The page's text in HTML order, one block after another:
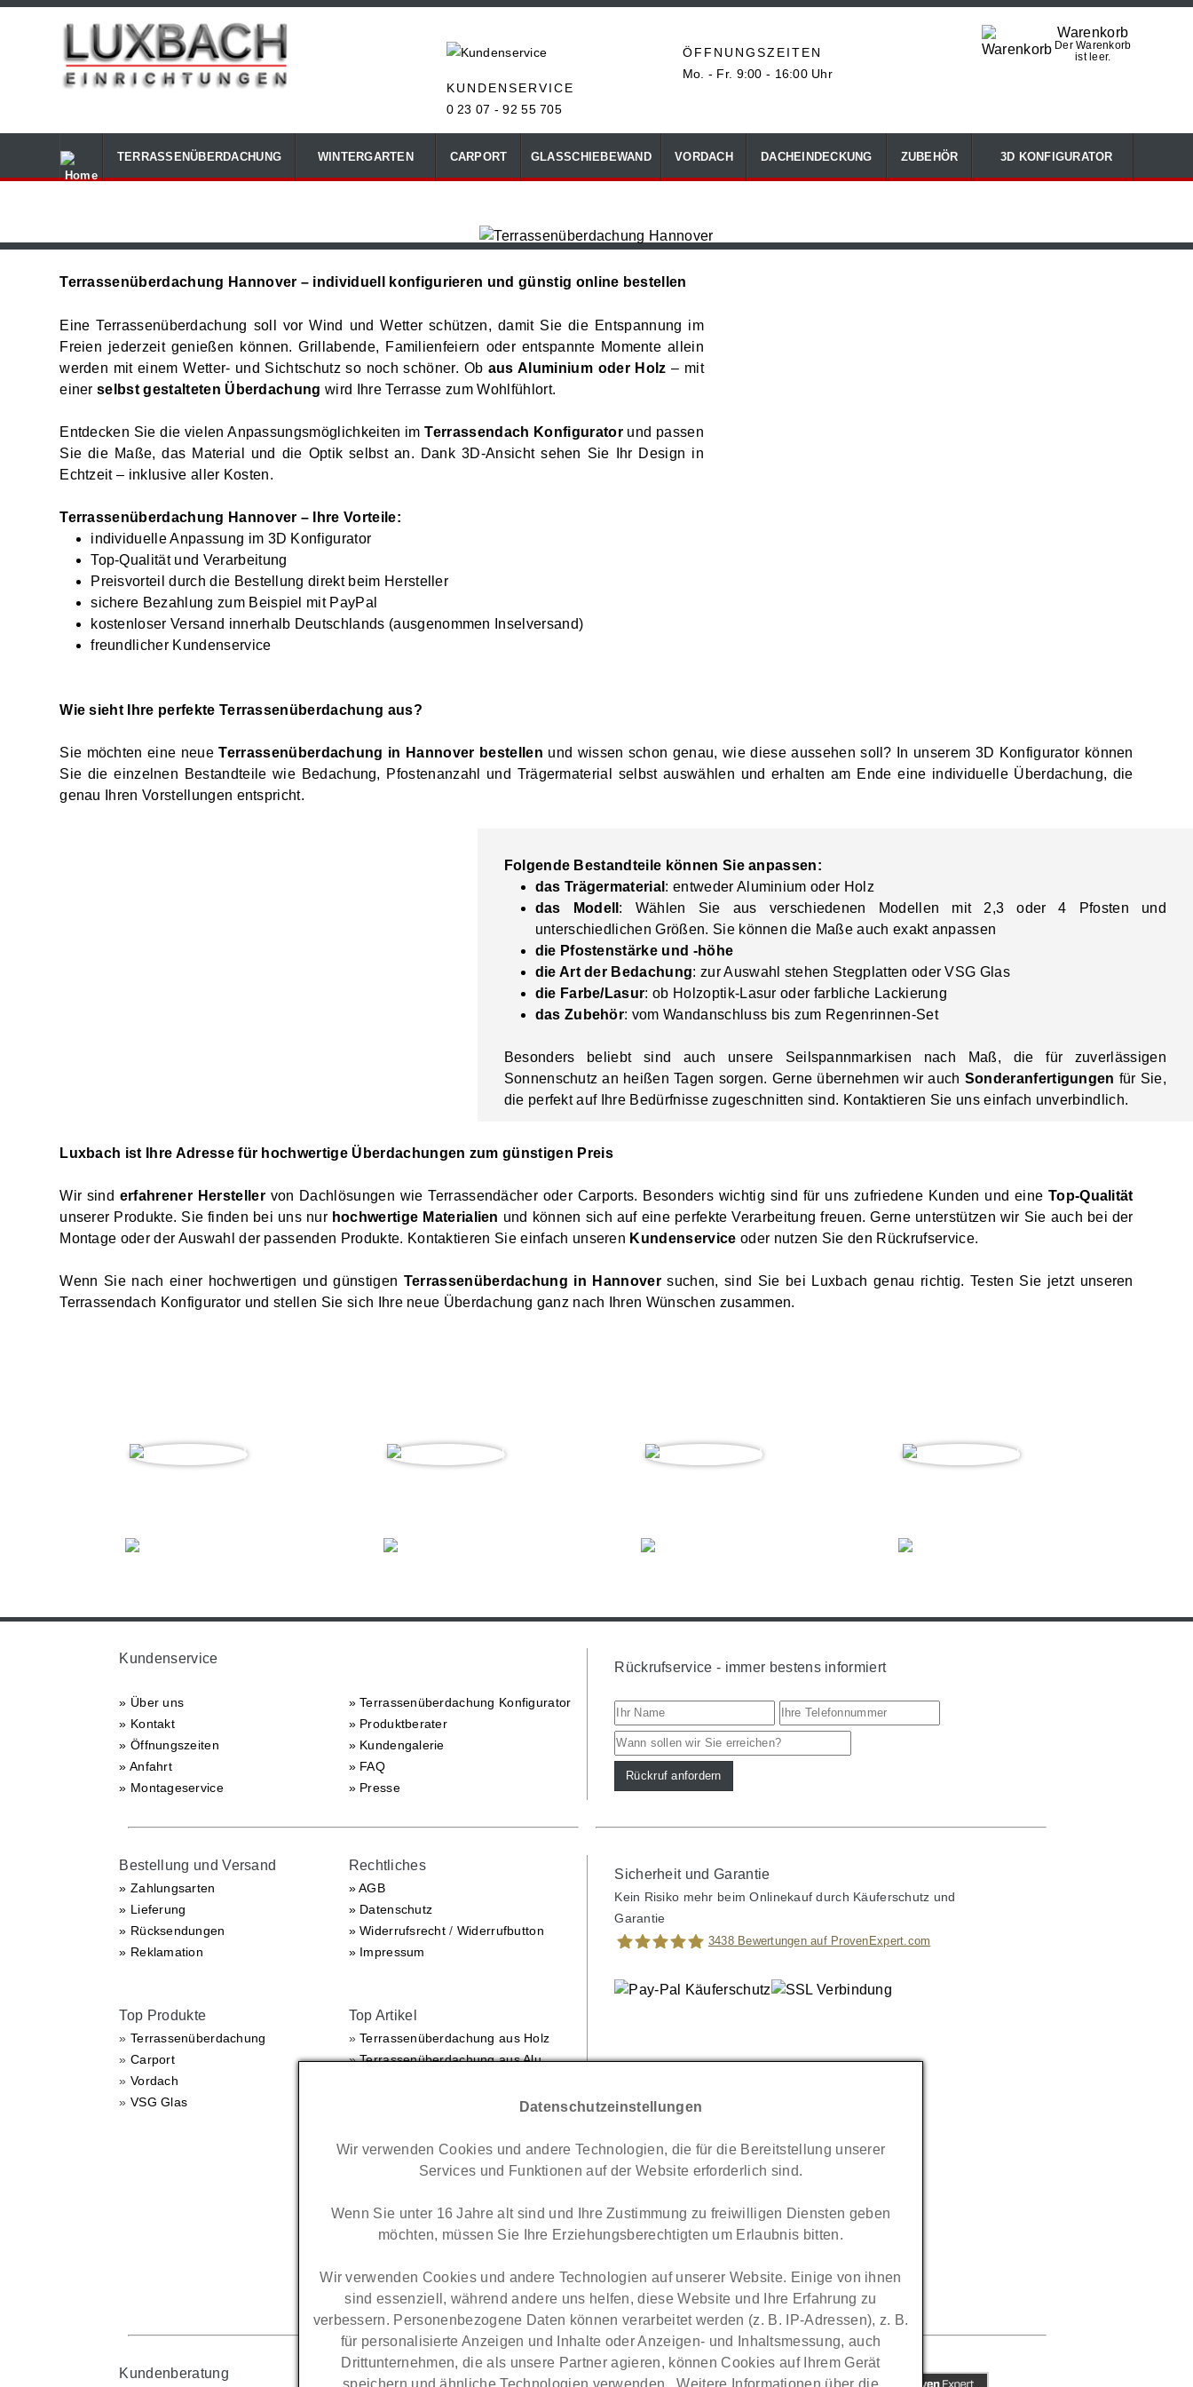
KUNDENSERVICE
0 23 07 - 92 55 705
ÖFFNUNGSZEITEN
Mo. - Fr. 9:00 - 16:00 Uhr
Warenkorb
Der Warenkorb
ist leer.
TERRASSENÜBERDACHUNG WINTERGARTEN CARPORT GLASSCHIEBEWAND VORDACH DACHEINDECKUNG ZUBEHÖR 3D KONFIGURATOR
Terrassenüberdachung Hannover – individuell konfigurieren und günstig online bestellen
Eine Terrassenüberdachung soll vor Wind und Wetter schützen, damit Sie die Entspannung im
Freien jederzeit genießen können. Grillabende, Familienfeiern oder entspannte Momente allein
werden mit einem Wetter- und Sichtschutz so noch schöner. Ob aus Aluminium oder Holz – mit
einerselbst gestalteten Überdachung wird Ihre Terrasse zum Wohlfühlort.
Entdecken Sie die vielen Anpassungsmöglichkeiten imTerrassendach Konfiguratorund passen
Sie die Maße, das Material und die Optik selbst an. Dank 3D-Ansicht sehen Sie Ihr Design in
Echtzeit – inklusive aller Kosten.
Terrassenüberdachung Hannover – Ihre Vorteile:
individuelle Anpassung im 3D Konfigurator
Top-Qualität und Verarbeitung
Preisvorteil durch die Bestellung direkt beim Hersteller
sichere Bezahlung zum Beispiel mit PayPal
kostenloser Versand innerhalb Deutschlands (ausgenommen Inselversand)
freundlicher Kundenservice
Wie sieht Ihre perfekte Terrassenüberdachung aus?
Sie möchten eine neueTerrassenüberdachung in Hannover bestellen und wissen schon genau, wie diese aussehen soll? In unserem 3D Konfigurator können
Sie die einzelnen Bestandteile wie Bedachung, Pfostenanzahl und Trägermaterial selbst auswählen und erhalten am Ende eine individuelle Überdachung, die
genau Ihren Vorstellungen entspricht.
Folgende Bestandteile können Sie anpassen:
das Trägermaterial : entweder Aluminium oder Holz
das Modell : Wählen Sie aus verschiedenen Modellen mit 2,3 oder 4 Pfosten und
unterschiedlichen Größen. Sie können die Maße auch exakt anpassen
die Pfostenstärke und -höhe
die Art der Bedachung: zur Auswahl stehen Stegplatten oder VSG Glas
die Farbe/Lasur: ob Holzoptik-Lasur oder farbliche Lackierung
das Zubehör: vom Wandanschluss bis zum Regenrinnen-Set
Besonders beliebt sind auch unsere Seilspannmarkisen nach Maß, die für zuverlässigen
Sonnenschutz an heißen Tagen sorgen. Gerne übernehmen wir auch Sonderanfertigungen für Sie,
die perfekt auf Ihre Bedürfnisse zugeschnitten sind. Kontaktieren Sie uns einfach unverbindlich.
Luxbach ist Ihre Adresse für hochwertige Überdachungen zum günstigen Preis
Wir sind erfahrener Herstellervon Dachlösungen wie Terrassendächer oder Carports. Besonders wichtig sind für uns zufriedene Kunden und eine Top-Qualität
unserer Produkte. Sie finden bei uns nur hochwertige Materialien und können sich auf eine perfekte Verarbeitung freuen. Gerne unterstützen wir Sie auch bei der
Montage oder der Auswahl der passenden Produkte. Kontaktieren Sie einfach unseren Kundenservice oder nutzen Sie den Rückrufservice.
Wenn Sie nach einer hochwertigen und günstigen Terrassenüberdachung in Hannover suchen, sind Sie bei Luxbach genau richtig. Testen Sie jetzt unseren
Terrassendach Konfigurator und stellen Sie sich Ihre neue Überdachung ganz nach Ihren Wünschen zusammen.
Kundenservice
» Über uns
» Kontakt
» Öffnungszeiten
» Anfahrt
» Montageservice
» Terrassenüberdachung Konfigurator
» Produktberater
» Kundengalerie
» FAQ
» Presse
Rückrufservice - immer bestens informiert
Bestellung und Versand
» Zahlungsarten
» Lieferung
» Rücksendungen
» Reklamation
Rechtliches
» AGB
» Datenschutz
» Widerrufsrecht / Widerrufbutton
» Impressum
Top Produkte
» Terrassenüberdachung
» Carport
» Vordach
» VSG Glas
Top Artikel
»Terrassenüberdachung aus Holz
»Terrassenüberdachung aus Alu
» Carport Solar
Sicherheit und Garantie
Kein Risiko mehr beim Onlinekauf durch Käuferschutz und
Garantie
Luxbach GmbH
3438Bewertungen auf ProvenExpert.com
Kundenberatung
Bezahlen bei Luxbach
Datenschutzeinstellungen
Wir verwenden Cookies und andere Technologien, die für die Bereitstellung unserer
Services und Funktionen auf der Website erforderlich sind.
Wenn Sie unter 16 Jahre alt sind und Ihre Zustimmung zu freiwilligen Diensten geben
möchten, müssen Sie Ihre Erziehungsberechtigten um Erlaubnis bitten.
Wir verwenden Cookies und andere Technologien auf unserer Website. Einige von ihnen
sind essenziell, während andere uns helfen, diese Website und Ihre Erfahrung zu
verbessern. Personenbezogene Daten können verarbeitet werden (z. B. IP-Adressen), z. B.
für personalisierte Anzeigen und Inhalte oder Anzeigen- und Inhaltsmessung, auch
Drittunternehmen, die als unsere Partner agieren, können Cookies auf Ihrem Gerät
speichern und ähnliche Technologien verwenden,. Weitere Informationen über die